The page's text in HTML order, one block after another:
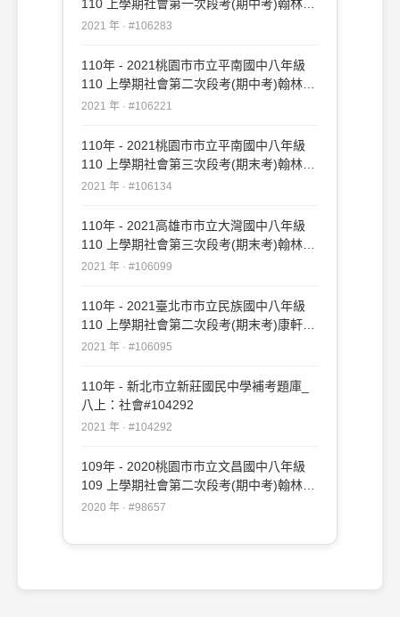
110 上學期社會第一次段考(期中考)翰林
#106283
2021 年 · #106283
110年 - 2021桃園市市立平南國中八年級
110 上學期社會第二次段考(期中考)翰林
#106221
2021 年 · #106221
110年 - 2021桃園市市立平南國中八年級
110 上學期社會第三次段考(期末考)翰林
#106134
2021 年 · #106134
110年 - 2021高雄市市立大灣國中八年級
110 上學期社會第三次段考(期末考)翰林
#106099
2021 年 · #106099
110年 - 2021臺北市市立民族國中八年級
110 上學期社會第二次段考(期末考)康軒
#106095
2021 年 · #106095
110年 - 新北市立新莊國民中學補考題庫_
八上：社會#104292
2021 年 · #104292
109年 - 2020桃園市市立文昌國中八年級
109 上學期社會第二次段考(期中考)翰林
#98657
2020 年 · #98657